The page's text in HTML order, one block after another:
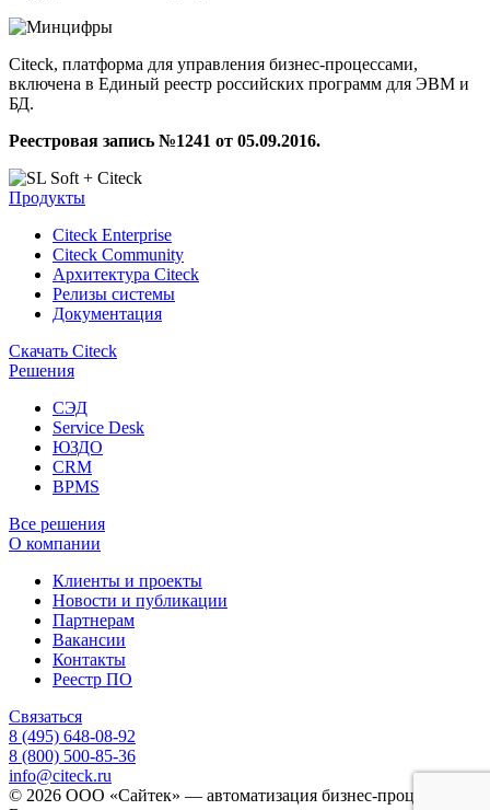
Citeck, платформа для управления бизнес-процессами,
включена в Единый реестр российских программ для ЭВМ и
БД.
Реестровая запись №1241 от 05.09.2016.
Продукты
Citeck Enterprise
Citeck Community
Архитектура Citeck
Релизы системы
Документация
Скачать Citeck
Решения
СЭД
Service Desk
ЮЗДО
CRM
BPMS
Все решения
О компании
Клиенты и проекты
Новости и публикации
Партнерам
Вакансии
Контакты
Реестр ПО
Связаться
8 (495) 648-08-92
8 (800) 500-85-36
info@citeck.ru
© 2026 ООО «Сайтек» — автоматизация бизнес-процессов.